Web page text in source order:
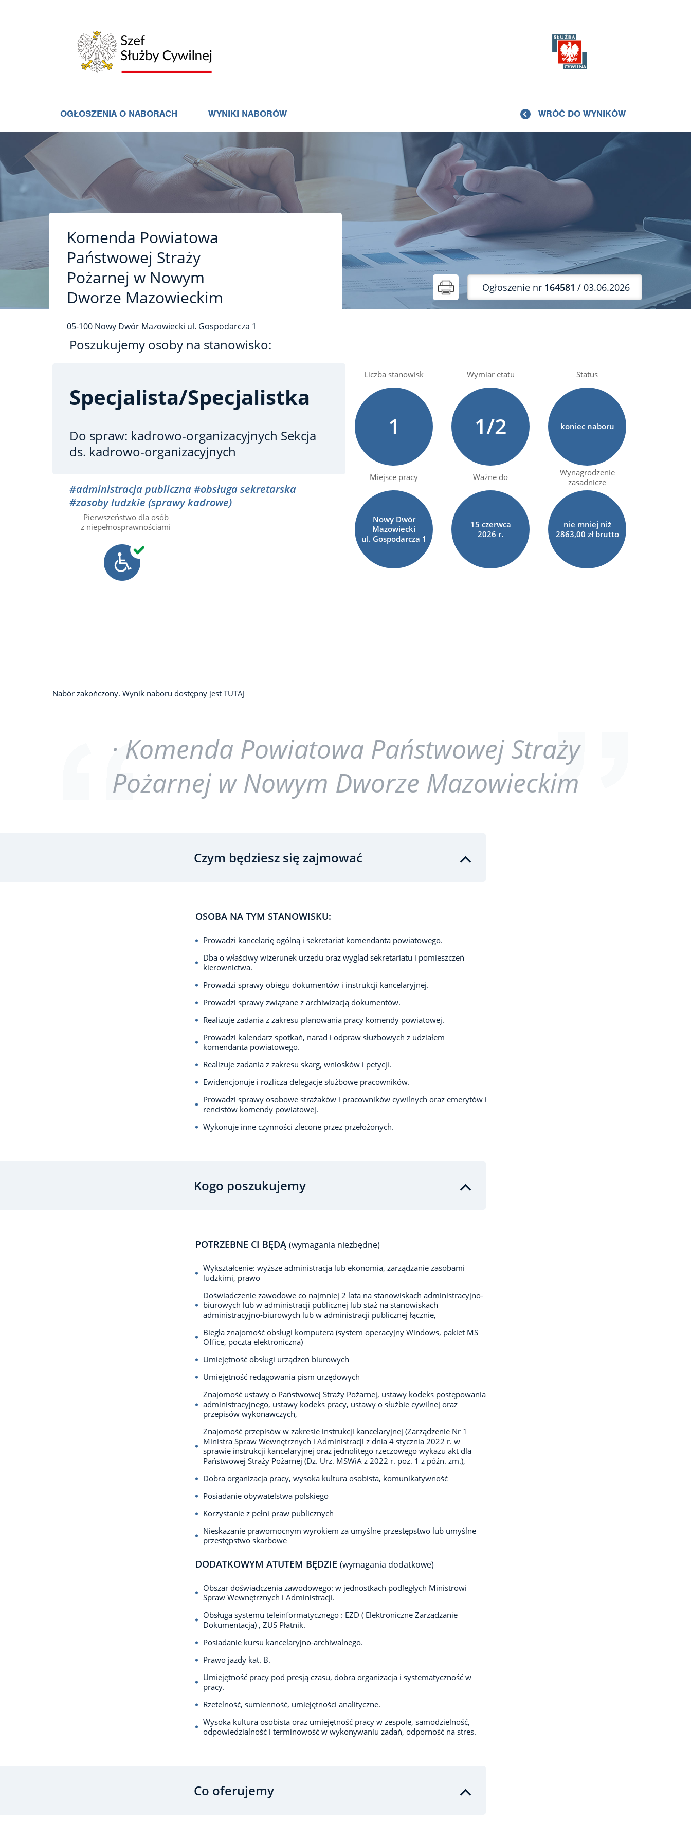
OGŁOSZENIA O NABORACH WYNIKI NABORÓW WRÓĆ DO WYNIKÓW
Komenda Powiatowa
Państwowej Straży
Pożarnej w Nowym
Dworze Mazowieckim
05-100 Nowy Dwór Mazowiecki ul. Gospodarcza 1
Ogłoszenie nr 164581 / 03.06.2026
Poszukujemy osoby na stanowisko:
Specjalista/specjalistka
Do spraw: kadrowo-organizacyjnych Sekcja
ds. kadrowo-organizacyjnych
#administracja publiczna#obsługa sekretarska
#zasoby ludzkie (sprawy kadrowe)
Pierwszeństwo dla osób
z niepełnosprawnościami
Liczba stanowisk
1
Wymiar etatu
1/2
Status
koniec naboru
Miejsce pracy
Nowy Dwór
Mazowiecki
ul. Gospodarcza 1
Ważne do
15 czerwca
2026 r.
Wynagrodzenie
zasadnicze
nie mniej niż
2863,00 zł brutto
Nabór zakończony. Wynik naboru dostępny jest TUTAJ
· Komenda Powiatowa Państwowej Straży
Pożarnej w Nowym Dworze Mazowieckim
Czym będziesz się zajmować
OSOBA NA TYM STANOWISKU:
Prowadzi kancelarię ogólną i sekretariat komendanta powiatowego.
Dba o właściwy wizerunek urzędu oraz wygląd sekretariatu i pomieszczeń
kierownictwa.
Prowadzi sprawy obiegu dokumentów i instrukcji kancelaryjnej.
Prowadzi sprawy związane z archiwizacją dokumentów.
Realizuje zadania z zakresu planowania pracy komendy powiatowej.
Prowadzi kalendarz spotkań, narad i odpraw służbowych z udziałem
komendanta powiatowego.
Realizuje zadania z zakresu skarg, wniosków i petycji.
Ewidencjonuje i rozlicza delegacje służbowe pracowników.
Prowadzi sprawy osobowe strażaków i pracowników cywilnych oraz emerytów i
rencistów komendy powiatowej.
Wykonuje inne czynności zlecone przez przełożonych.
Kogo poszukujemy
POTRZEBNE CI BĘDĄ (wymagania niezbędne)
Wykształcenie: wyższe administracja lub ekonomia, zarządzanie zasobami
ludzkimi, prawo
Doświadczenie zawodowe co najmniej 2 lata na stanowiskach administracyjno-
biurowych lub w administracji publicznej lub staż na stanowiskach
administracyjno-biurowych lub w administracji publicznej łącznie,
Biegła znajomość obsługi komputera (system operacyjny Windows, pakiet MS
Office, poczta elektroniczna)
Umiejętność obsługi urządzeń biurowych
Umiejętność redagowania pism urzędowych
Znajomość ustawy o Państwowej Straży Pożarnej, ustawy kodeks postępowania
administracyjnego, ustawy kodeks pracy, ustawy o służbie cywilnej oraz
przepisów wykonawczych,
Znajomość przepisów w zakresie instrukcji kancelaryjnej (Zarządzenie Nr 1
Ministra Spraw Wewnętrznych i Administracji z dnia 4 stycznia 2022 r. w
sprawie instrukcji kancelaryjnej oraz jednolitego rzeczowego wykazu akt dla
Państwowej Straży Pożarnej (Dz. Urz. MSWiA z 2022 r. poz. 1 z późn. zm.),
Dobra organizacja pracy, wysoka kultura osobista, komunikatywność
Posiadanie obywatelstwa polskiego
Korzystanie z pełni praw publicznych
Nieskazanie prawomocnym wyrokiem za umyślne przestępstwo lub umyślne
przestępstwo skarbowe
DODATKOWYM ATUTEM BĘDZIE (wymagania dodatkowe)
Obszar doświadczenia zawodowego: w jednostkach podległych Ministrowi
Spraw Wewnętrznych i Administracji.
Obsługa systemu teleinformatycznego : EZD ( Elektroniczne Zarządzanie
Dokumentacją) , ZUS Płatnik.
Posiadanie kursu kancelaryjno-archiwalnego.
Prawo jazdy kat. B.
Umiejętność pracy pod presją czasu, dobra organizacja i systematyczność w
pracy.
Rzetelność, sumienność, umiejętności analityczne.
Wysoka kultura osobista oraz umiejętność pracy w zespole, samodzielność,
odpowiedzialność i terminowość w wykonywaniu zadań, odporność na stres.
Co oferujemy